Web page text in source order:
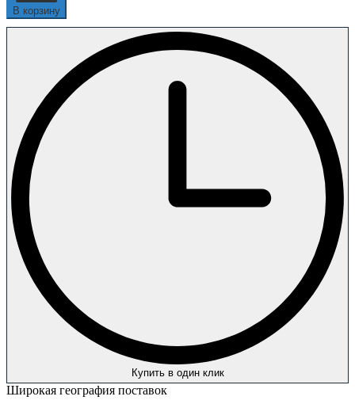
В корзину
Купить в один клик
Широкая география поставок